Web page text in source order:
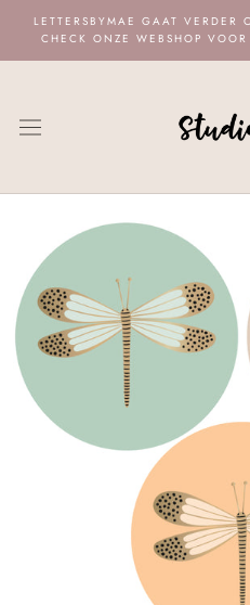
content
LETTERSBYMAE GAAT VERDER
CHECK ONZE WEBSHOP